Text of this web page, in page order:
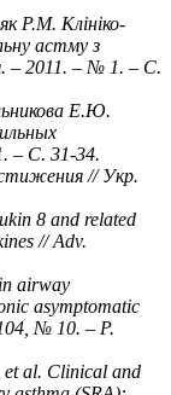
Р.М. Клініко-
астму з
– 2011. – № 1. – С.
Е.Ю.
– С. 31-34.
// Укр.
8 and related
// Adv.
airway
asymptomatic
№ 10. – P.
et al. Clinical and